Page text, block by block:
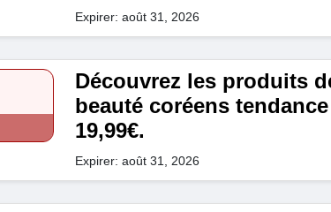
Expirer: août 31, 2026
Découvrez les produits
beauté coréens
19,99€.
Expirer: août 31, 2026